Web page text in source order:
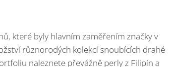
které byly hlavním zaměřením značky v
různorodých kolekcí snoubících drahé
naleznete převážně perly z Filipín a